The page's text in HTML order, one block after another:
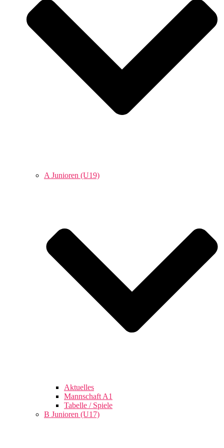
A Junioren (U19)
Aktuelles
Mannschaft A1
Tabelle / Spiele
B Junioren (U17)